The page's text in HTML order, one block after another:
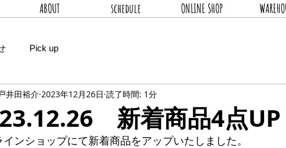
ABOUT schedule ONLINE SHOP
Pick up
新着商品4点UP
戸井田裕介 2023年12月26日 読了時間: 1分
インショップにて新着商品をアップいたしました。